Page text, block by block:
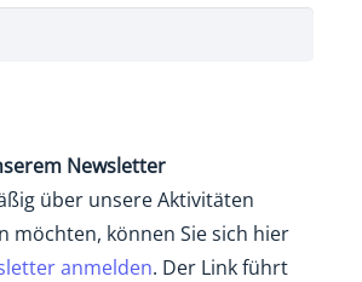
Newsletter
über unsere Aktivitäten
möchten, können Sie sich hier
anmelden. Der Link führt